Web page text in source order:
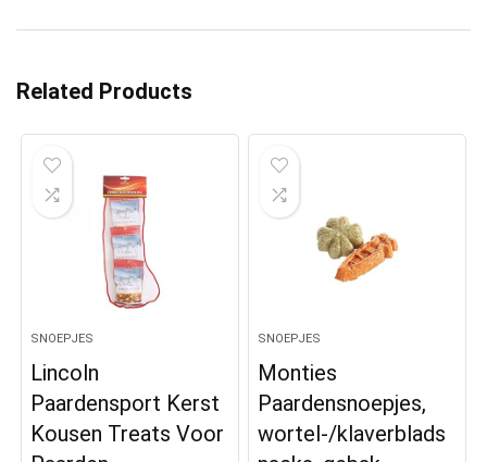
Related Products
SNOEPJES
Lincoln
Paardensport Kerst
Kousen Treats Voor
SNOEPJES
Monties
Paardensnoepjes,
wortel-/klaverblads